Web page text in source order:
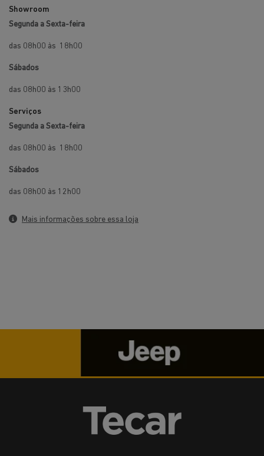
das 08h00 às 18h00
Sábados
das 08h00 às 13h00
Serviços
Segunda a Sexta-feira
das 08h00 às 18h00
Sábados
das 08h00 às 12h00